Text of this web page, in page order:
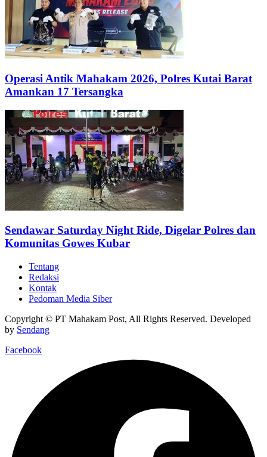
Operasi Antik Mahakam 2026, Polres Kutai Barat
Amankan 17 Tersangka
Sendawar Saturday Night Ride, Digelar Polres dan
Komunitas Gowes Kubar
Tentang
Redaksi
Kontak
Pedoman Media Siber
Copyright © PT Mahakam Post, All Rights Reserved. Developed
by Sendang
Facebook